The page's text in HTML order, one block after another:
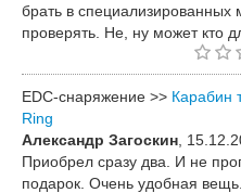
брать в специализированных
проверять. Не, ну может кто
EDC-снаряжение >> Карабин
Ring
Александр Загоскин ,
Приобрел сразу два. И не
подарок. Очень удобная